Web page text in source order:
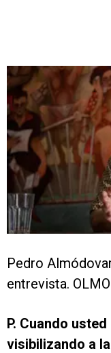
Pedro
entrevista.
P. Cuando
visibilizando a